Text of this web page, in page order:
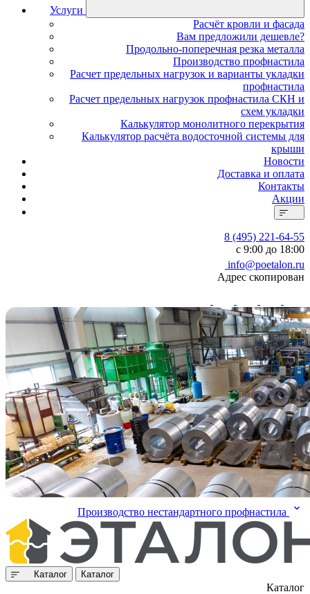
Услуги
Расчёт кровли и фасада
Вам предложили дешевле?
Продольно-поперечная резка металла
Производство профнастила
Расчет предельных нагрузок и варианты укладки
профнастила
Расчет предельных нагрузок профнастила СКН и
схем укладки
Калькулятор монолитного перекрытия
Калькулятор расчёта водосточной системы для
крыши
Новости
Доставка и оплата
Контакты
Акции
8 (495) 221-64-55
с 9:00 до 18:00
info@poetalon.ru
Адрес скопирован
Производство нестандартного профнастила
Каталог Каталог
Каталог